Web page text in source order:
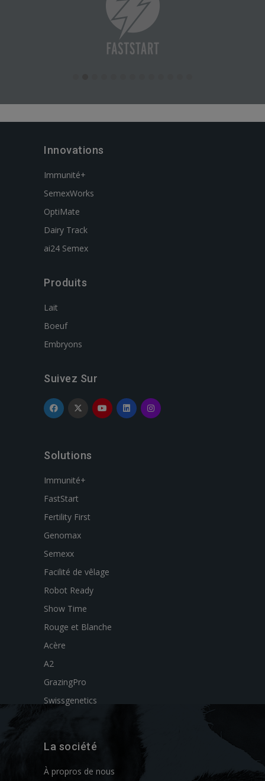
Innovations
Immunité+
SemexWorks
OptiMate
Dairy Track
ai24 Semex
Produits
Lait
Boeuf
Embryons
Suivez Sur
Solutions
Immunité+
FastStart
Fertility First
Genomax
Semexx
Facilité de vêlage
Robot Ready
Show Time
Rouge et Blanche
Acère
A2
GrazingPro
Swissgenetics
La société
À propros de nous